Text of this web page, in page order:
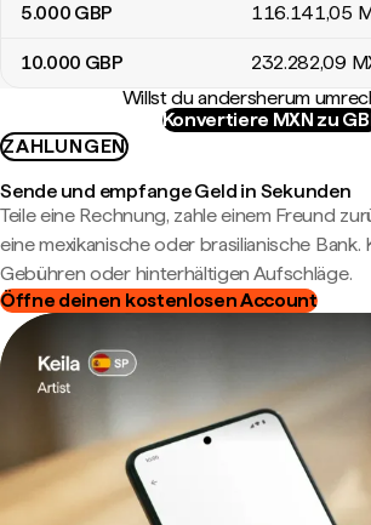
5.000 GBP 116.141,05
10.000 GBP 232.282,09
Willst du andersherum
Konvertiere MXN zu
ZAHLUNGEN
Sende und empfange Geld in Sekunden
Teile eine Rechnung, zahle einem Freund
eine mexikanische oder brasilianische Bank.
Gebühren oder hinterhältigen Aufschläge.
Öffne deinen kostenlosen Account